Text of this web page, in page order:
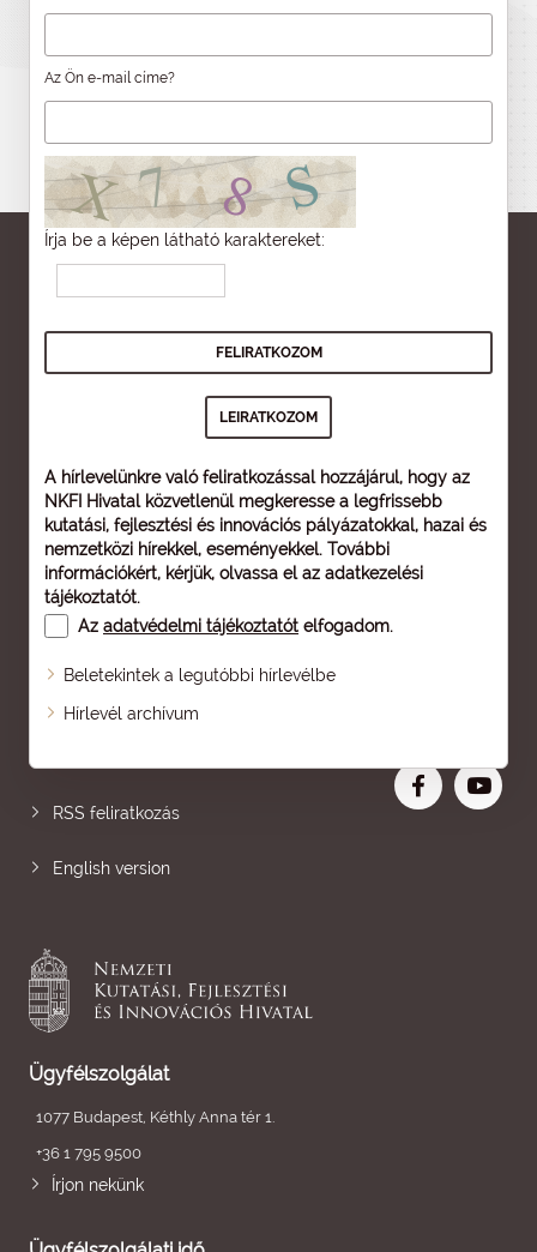
Az Ön e-mail címe?
Írja be a képen látható karaktereket:
A hírlevelünkre való feliratkozással hozzájárul, hogy az
NKFI Hivatal közvetlenül megkeresse a legfrissebb
kutatási, fejlesztési és innovációs pályázatokkal, hazai és
nemzetközi hírekkel, eseményekkel. További
információkért, kérjük, olvassa el az adatkezelési
tájékoztatót.
Az adatvédelmi tájékoztatót elfogadom.
Beletekintek a legutóbbi hírlevélbe
Hírlevél archívum
Oldaltérkép
RSS feliratkozás
English version
Ügyfélszolgálat
1077 Budapest, Kéthly Anna tér 1.
+36 1 795 9500
Írjon nekünk